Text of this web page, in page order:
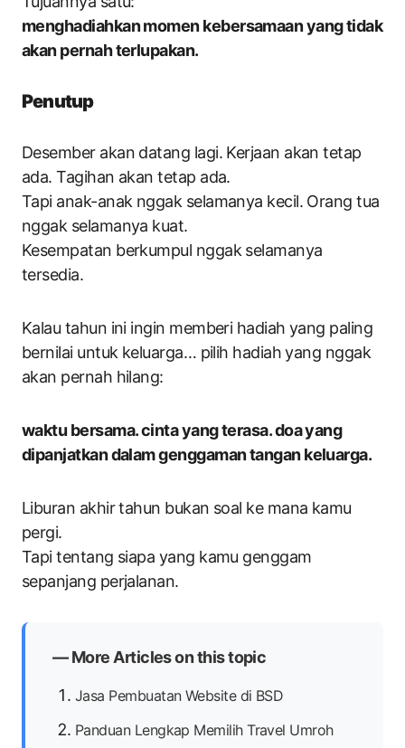
menghadiahkan momen kebersamaan yang tidak
akan pernah terlupakan.
Penutup
Desember akan datang lagi. Kerjaan akan tetap
ada. Tagihan akan tetap ada.
Tapi anak-anak nggak selamanya kecil. Orang tua
nggak selamanya kuat.
Kesempatan berkumpul nggak selamanya
tersedia.
Kalau tahun ini ingin memberi hadiah yang paling
bernilai untuk keluarga… pilih hadiah yang nggak
akan pernah hilang:
waktu bersama. cinta yang terasa. doa yang
dipanjatkan dalam genggaman tangan keluarga.
Liburan akhir tahun bukan soal ke mana kamu
pergi.
Tapi tentang siapa yang kamu genggam
sepanjang perjalanan.
— More Articles on this topic
Jasa Pembuatan Website di BSD
Panduan Lengkap Memilih Travel Umroh